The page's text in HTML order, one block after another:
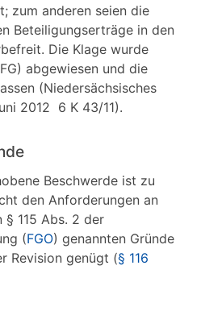
zum anderen seien die
Beteiligungserträge in den
Die Klage wurde
abgewiesen und die
(Niedersächsisches
2012 6 K 43/11).
Beschwerde ist zu
den Anforderungen an
115 Abs. 2 der
(FGO) genannten Gründe
Revision genügt (§ 116